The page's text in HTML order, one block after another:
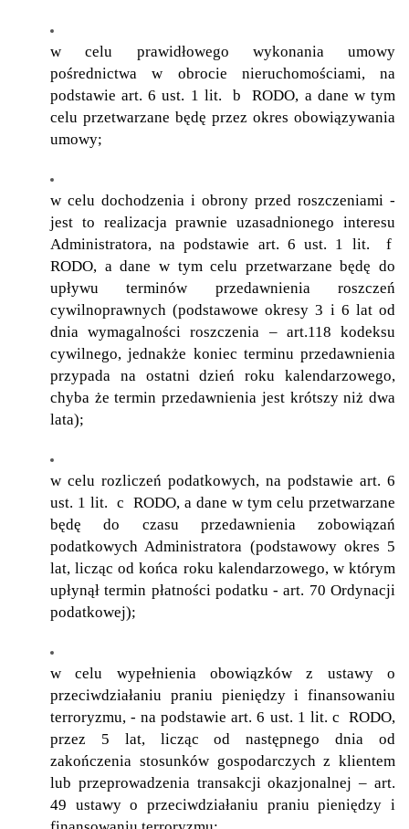
w celu prawidłowego wykonania umowy
pośrednictwa w obrocie nieruchomościami, na
podstawie art. 6 ust. 1 lit. b RODO, a dane w tym
celu przetwarzane będę przez okres obowiązywania
umowy;
w celu dochodzenia i obrony przed roszczeniami -
jest to realizacja prawnie uzasadnionego interesu
Administratora, na podstawie art. 6 ust. 1 lit. f
RODO, a dane w tym celu przetwarzane będę do
upływu terminów przedawnienia roszczeń
cywilnoprawnych (podstawowe okresy 3 i 6 lat od
dnia wymagalności roszczenia – art.118 kodeksu
cywilnego, jednakże koniec terminu przedawnienia
przypada na ostatni dzień roku kalendarzowego,
chyba że termin przedawnienia jest krótszy niż dwa
lata);
w celu rozliczeń podatkowych, na podstawie art. 6
ust. 1 lit. c RODO, a dane w tym celu przetwarzane
będę do czasu przedawnienia zobowiązań
podatkowych Administratora (podstawowy okres 5
lat, licząc od końca roku kalendarzowego, w którym
upłynął termin płatności podatku - art. 70 Ordynacji
podatkowej);
w celu wypełnienia obowiązków z ustawy o
przeciwdziałaniu praniu pieniędzy i finansowaniu
terroryzmu, - na podstawie art. 6 ust. 1 lit. c RODO,
przez 5 lat, licząc od następnego dnia od
zakończenia stosunków gospodarczych z klientem
lub przeprowadzenia transakcji okazjonalnej – art.
49 ustawy o przeciwdziałaniu praniu pieniędzy i